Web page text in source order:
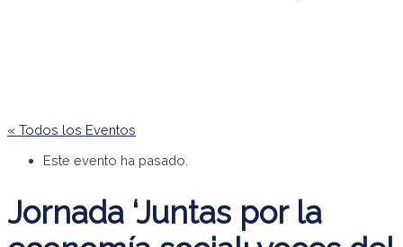
« Todos los Eventos
Este evento ha pasado.
Jornada ‘Juntas por la